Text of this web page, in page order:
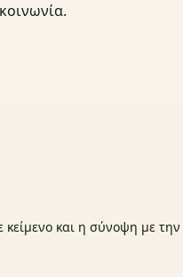
κείμενο και η σύνοψη με